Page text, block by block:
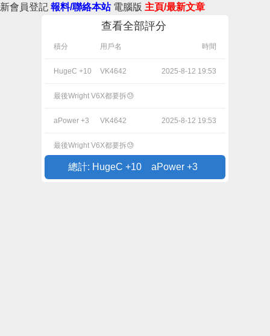
新會員登記 報料/聯絡本站 電腦版 主頁/最新文章
查看全部評分
積分 用戶名 時間
HugeC +10 VK4642 2025-8-12 19:53
最後Wright V6X都要拆😓
aPower +3 VK4642 2025-8-12 19:53
最後Wright V6X都要拆😓
總計: HugeC +10 aPower +3